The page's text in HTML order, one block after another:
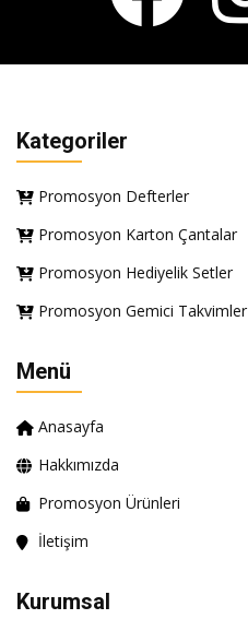
Kategoriler
Promosyon Defterler
Promosyon Karton Çantalar
Promosyon Hediyelik Setler
Promosyon Gemici Takvimler
Menü
Anasayfa
Hakkımızda
Promosyon Ürünleri
İletişim
Kurumsal